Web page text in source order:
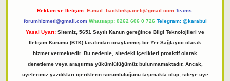
Reklam ve İletişim: E-mail: backlinkpaneli@gmail.com Teams:
forumhizmeti@gmail.com Whatsapp: 0262 606 0 726 Telegram: @karabul
Yasal Uyarı: Sitemiz, 5651 Sayılı Kanun gereğince Bilgi Teknolojileri ve
İletişim Kurumu (BTK) tarafından onaylanmış bir Yer Sağlayıcı olarak
hizmet vermektedir. Bu nedenle, sitedeki içerikleri proaktif olarak
denetleme veya araştırma yükümlülüğümüz bulunmamaktadır. Ancak,
üyelerimiz yazdıkları içeriklerin sorumluluğunu taşımakta olup, siteye üye